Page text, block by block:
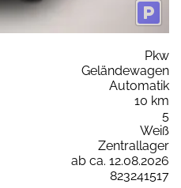
Pkw
Geländewagen
Automatik
10 km
5
Weiß
Zentrallager
ab ca. 12.08.2026
823241517